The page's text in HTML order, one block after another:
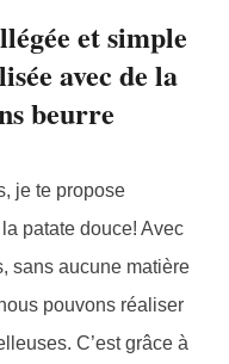
et simple
avec de la
beurre
je te propose
patate douce! Avec
sans aucune matière
pouvons réaliser
C’est grâce à